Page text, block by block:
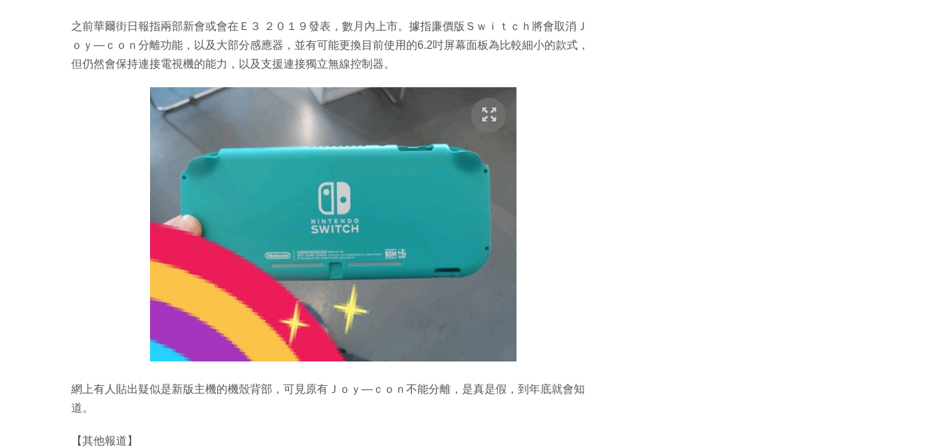
之前華爾街日報指兩部新會或會在Ｅ３ ２０１９發表，數月內上市。據指廉價版Ｓｗｉｔｃｈ將會取消Ｊ
ｏｙ—ｃｏｎ分離功能，以及大部分感應器，並有可能更換目前使用的6.2吋屏幕面板為比較細小的款式，
但仍然會保持連接電視機的能力，以及支援連接獨立無線控制器。
網上有人貼出疑似是新版主機的機殼背部，可見原有Ｊｏｙ—ｃｏｎ不能分離，是真是假，到年底就會知
道。
【其他報道】